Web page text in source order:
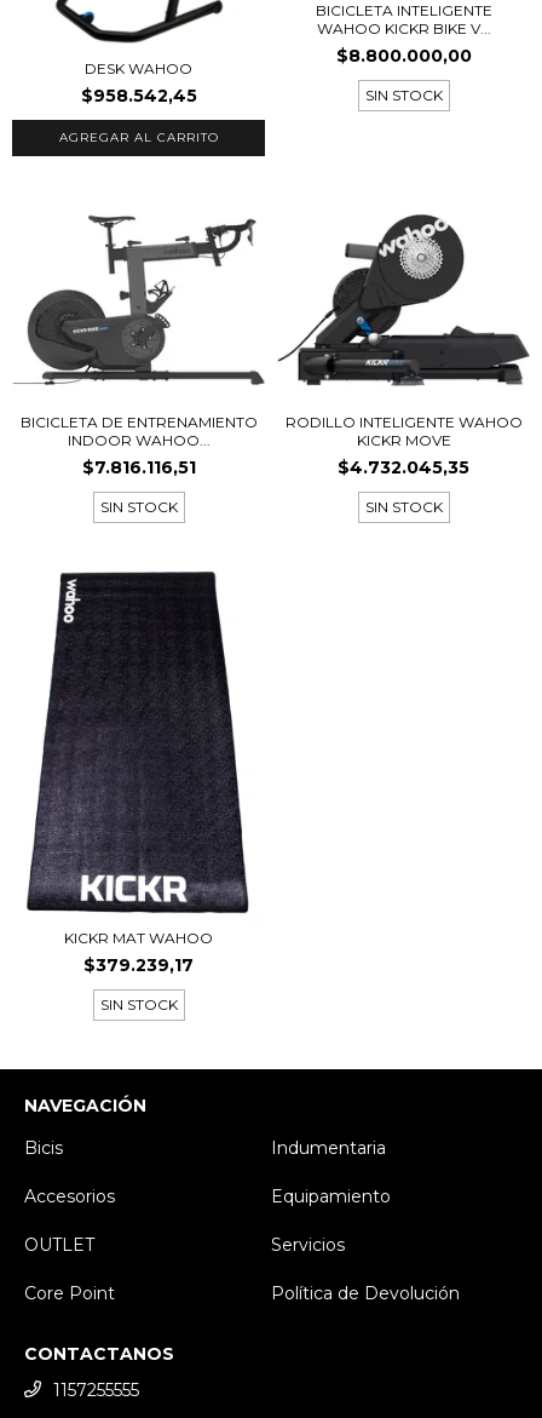
DESK WAHOO
$958.542,45
BICICLETA INTELIGENTE
WAHOO KICKR BIKE V...
$8.800.000,00
SIN STOCK
BICICLETA DE ENTRENAMIENTO
INDOOR WAHOO...
$7.816.116,51
SIN STOCK
RODILLO INTELIGENTE WAHOO
KICKR MOVE
$4.732.045,35
SIN STOCK
KICKR MAT WAHOO
$379.239,17
SIN STOCK
NAVEGACIÓN
Bicis
Indumentaria
Accesorios Equipamiento
OUTLET Servicios
Core Point Política de Devolución
CONTACTANOS
1157255555